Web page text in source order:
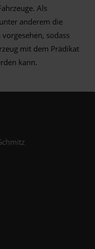
Als
anderem die
sodass
mit dem Prädikat
kann.